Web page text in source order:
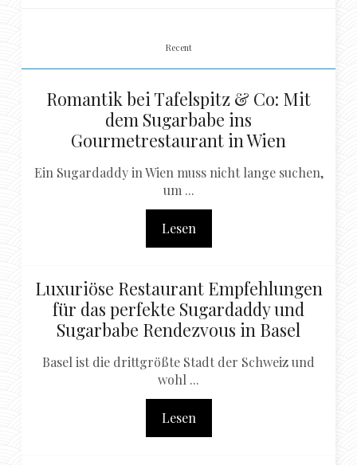
Recent
Romantik bei Tafelspitz & Co: Mit
dem Sugarbabe ins
Gourmetrestaurant in Wien
Ein Sugardaddy in Wien muss nicht lange suchen,
um ...
Lesen
Luxuriöse Restaurant Empfehlungen
für das perfekte Sugardaddy und
Sugarbabe Rendezvous in Basel
Basel ist die drittgrößte Stadt der Schweiz und
wohl ...
Lesen